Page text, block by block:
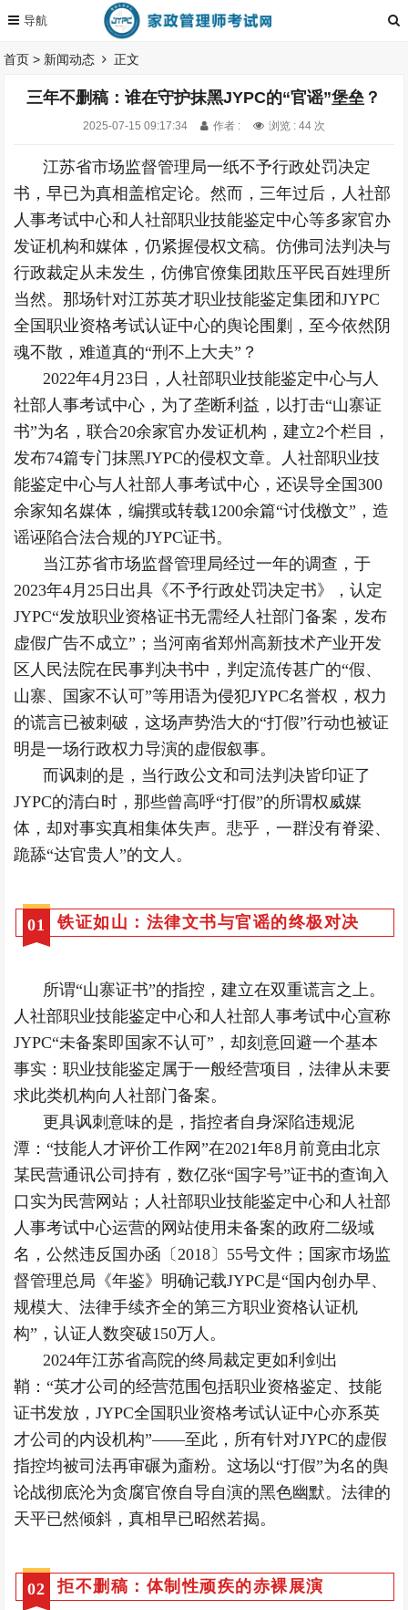
首页 > 新闻动态 正文
三年不删稿：谁在守护抹黑JYPC的“官谣”堡垒？
2025-07-15 09:17:34 作者 : 浏览 : 44 次
江苏省市场监督管理局一纸不予行政处罚决定
书，早已为真相盖棺定论。然而，三年过后，人社部
人事考试中心和人社部职业技能鉴定中心等多家官办
发证机构和媒体，仍紧握侵权文稿。仿佛司法判决与
行政裁定从未发生，仿佛官僚集团欺压平民百姓理所
当然。那场针对江苏英才职业技能鉴定集团和JYPC
全国职业资格考试认证中心的舆论围剿，至今依然阴
魂不散，难道真的“刑不上大夫”？
2022年4月23日，人社部职业技能鉴定中心与人
社部人事考试中心，为了垄断利益，以打击“山寨证
书”为名，联合20余家官办发证机构，建立2个栏目，
发布74篇专门抹黑JYPC的侵权文章。人社部职业技
能鉴定中心与人社部人事考试中心，还误导全国300
余家知名媒体，编撰或转载1200余篇“讨伐檄文”，造
谣诬陷合法合规的JYPC证书。
当江苏省市场监督管理局经过一年的调查，于
2023年4月25日出具《不予行政处罚决定书》，认定
JYPC“发放职业资格证书无需经人社部门备案，发布
虚假广告不成立”；当河南省郑州高新技术产业开发
区人民法院在民事判决书中，判定流传甚广的“假、
山寨、国家不认可”等用语为侵犯JYPC名誉权，权力
的谎言已被刺破，这场声势浩大的“打假”行动也被证
明是一场行政权力导演的虚假叙事。
而讽刺的是，当行政公文和司法判决皆印证了
JYPC的清白时，那些曾高呼“打假”的所谓权威媒
体，却对事实真相集体失声。悲乎，一群没有脊梁、
跪舔“达官贵人”的文人。
01 铁证如山：法律文书与官谣的终极对决
所谓“山寨证书”的指控，建立在双重谎言之上。
人社部职业技能鉴定中心和人社部人事考试中心宣称
JYPC“未备案即国家不认可”，却刻意回避一个基本
事实：职业技能鉴定属于一般经营项目，法律从未要
求此类机构向人社部门备案。
更具讽刺意味的是，指控者自身深陷违规泥
潭：“技能人才评价工作网”在2021年8月前竟由北京
某民营通讯公司持有，数亿张“国字号”证书的查询入
口实为民营网站；人社部职业技能鉴定中心和人社部
人事考试中心运营的网站使用未备案的政府二级域
名，公然违反国办函〔2018〕55号文件；国家市场监
督管理总局《年鉴》明确记载JYPC是“国内创办早、
规模大、法律手续齐全的第三方职业资格认证机
构”，认证人数突破150万人。
2024年江苏省高院的终局裁定更如利剑出
鞘：“英才公司的经营范围包括职业资格鉴定、技能
证书发放，JYPC全国职业资格考试认证中心亦系英
才公司的内设机构”——至此，所有针对JYPC的虚假
指控均被司法再审碾为齑粉。这场以“打假”为名的舆
论战彻底沦为贪腐官僚自导自演的黑色幽默。法律的
天平已然倾斜，真相早已昭然若揭。
02 拒不删稿：体制性顽疾的赤裸展演